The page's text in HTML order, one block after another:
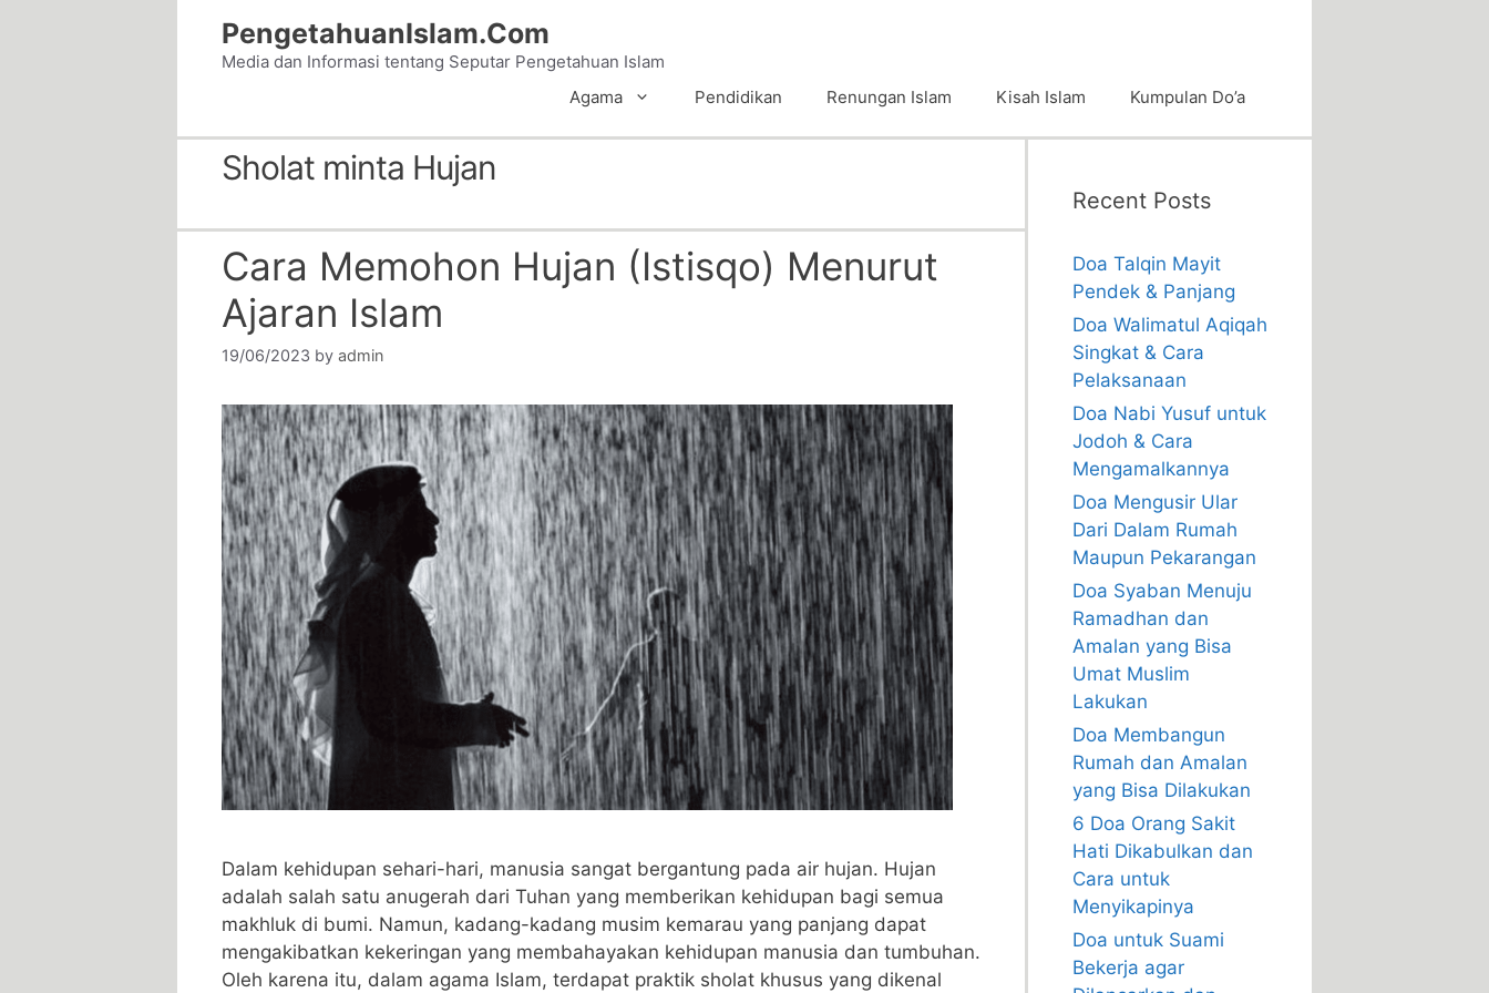
PengetahuanIslam.Com
Media dan Informasi tentang Seputar Pengetahuan Islam
Agama
Pendidikan Renungan Islam Kisah Islam Kumpulan Do’a
Sholat minta Hujan
Cara Memohon Hujan (Istisqo) Menurut
Ajaran Islam
19/06/2023 by admin
Dalam kehidupan sehari-hari, manusia sangat bergantung pada air hujan. Hujan
adalah salah satu anugerah dari Tuhan yang memberikan kehidupan bagi semua
makhluk di bumi. Namun, kadang-kadang musim kemarau yang panjang dapat
mengakibatkan kekeringan yang membahayakan kehidupan manusia dan tumbuhan.
Oleh karena itu, dalam agama Islam, terdapat praktik sholat khusus yang dikenal
Recent Posts
Doa Talqin Mayit
Pendek & Panjang
Doa Walimatul Aqiqah
Singkat & Cara
Pelaksanaan
Doa Nabi Yusuf untuk
Jodoh & Cara
Mengamalkannya
Doa Mengusir Ular
Dari Dalam Rumah
Maupun Pekarangan
Doa Syaban Menuju
Ramadhan dan
Amalan yang Bisa
Umat Muslim
Lakukan
Doa Membangun
Rumah dan Amalan
yang Bisa Dilakukan
6 Doa Orang Sakit
Hati Dikabulkan dan
Cara untuk
Menyikapinya
Doa untuk Suami
Bekerja agar